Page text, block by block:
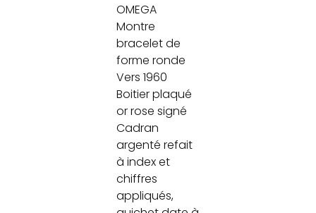
OMEGA
Montre
bracelet de
forme ronde
Vers 1960
Boitier plaqué
or rose signé
Cadran
argenté refait
à index et
chiffres
appliqués,